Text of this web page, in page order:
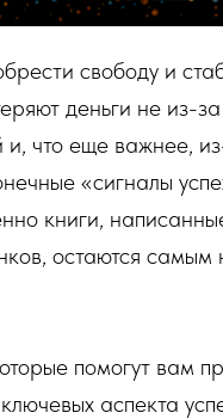
свободу и
деньги не из-
и, что еще важнее,
«сигналы
книги,
остаются
помогут вам
аспекта